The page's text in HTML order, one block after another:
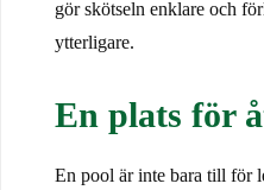
gör skötseln enklare och
ytterligare.
En plats för
En pool är inte bara till för